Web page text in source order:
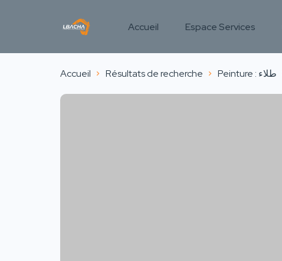
Accueil Espace Services
Accueil Résultats de recherche Peinture : طلاء